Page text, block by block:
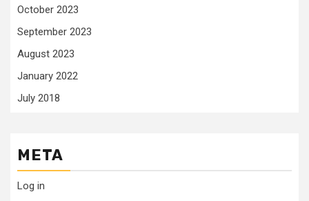
October 2023
September 2023
August 2023
January 2022
July 2018
META
Log in